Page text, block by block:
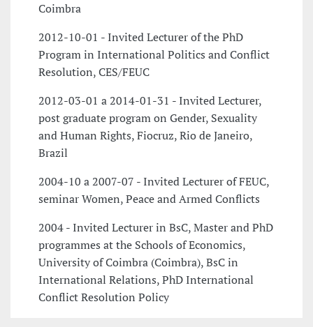
Coimbra
2012-10-01 - Invited Lecturer of the PhD
Program in International Politics and Conflict
Resolution, CES/FEUC
2012-03-01 a 2014-01-31 - Invited Lecturer,
post graduate program on Gender, Sexuality
and Human Rights, Fiocruz, Rio de Janeiro,
Brazil
2004-10 a 2007-07 - Invited Lecturer of FEUC,
seminar Women, Peace and Armed Conflicts
2004 - Invited Lecturer in BsC, Master and PhD
programmes at the Schools of Economics,
University of Coimbra (Coimbra), BsC in
International Relations, PhD International
Conflict Resolution Policy